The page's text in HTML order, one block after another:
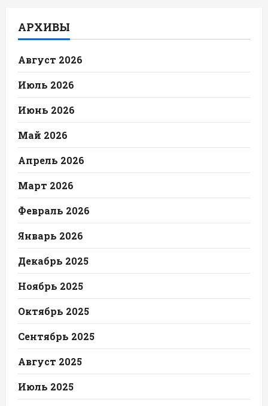
АРХИВЫ
Август 2026
Июль 2026
Июнь 2026
Май 2026
Апрель 2026
Март 2026
Февраль 2026
Январь 2026
Декабрь 2025
Ноябрь 2025
Октябрь 2025
Сентябрь 2025
Август 2025
Июль 2025